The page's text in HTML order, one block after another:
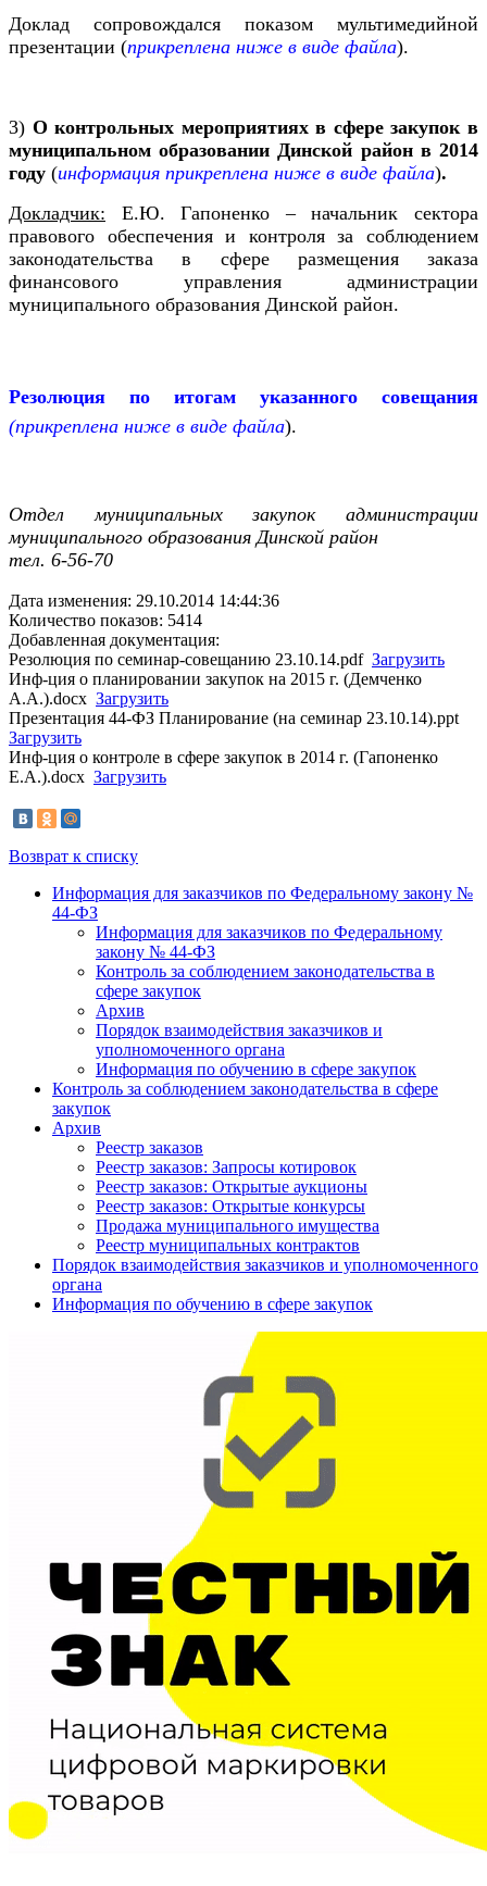
Доклад сопровождался показом мультимедийной
презентации (прикреплена ниже в виде файла).
3) О контрольных мероприятиях в сферезакупок в
муниципальном образовании Динской район в 2014
году (информация прикреплена ниже в виде файла).
Докладчик: Е.Ю. Гапоненко – начальник сектора
правового обеспечения и контроля за соблюдением
законодательства в сфере размещения заказа
финансового управления администрации
муниципального образования Динской район.
Резолюция по итогам указанного совещания
(прикреплена ниже в виде файла).
Отдел муниципальных закупок администрации
муниципального образования Динской район
тел. 6-56-70
Дата изменения: 29.10.2014 14:44:36
Количество показов: 5414
Добавленная документация:
Резолюция по семинар-совещанию 23.10.14.pdf Загрузить
Инф-ция о планировании закупок на 2015 г. (Демченко
А.А.).docx Загрузить
Презентация 44-ФЗ Планирование (на семинар 23.10.14).ppt
Загрузить
Инф-ция о контроле в сфере закупок в 2014 г. (Гапоненко
Е.А.).docx Загрузить
Возврат к списку
Информация для заказчиков по Федеральному закону №
44-ФЗ
Информация для заказчиков по Федеральному
закону № 44-ФЗ
Контроль за соблюдением законодательства в
сфере закупок
Архив
Порядок взаимодействия заказчиков и
уполномоченного органа
Информация по обучению в сфере закупок
Контроль за соблюдением законодательства в сфере
закупок
Архив
Реестр заказов
Реестр заказов: Запросы котировок
Реестр заказов: Открытые аукционы
Реестр заказов: Открытые конкурсы
Продажа муниципального имущества
Реестр муниципальных контрактов
Порядок взаимодействия заказчиков и уполномоченного
органа
Информация по обучению в сфере закупок